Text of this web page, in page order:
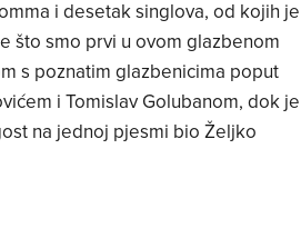
i desetak singlova, od kojih je
što smo prvi u ovom glazbenom
s poznatim glazbenicima poput
i Tomislav Golubanom, dok je
na jednoj pjesmi bio Željko